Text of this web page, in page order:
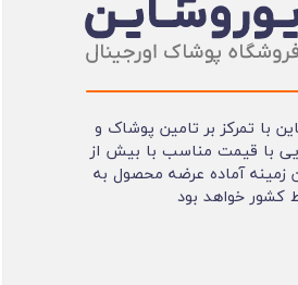
با تمرکز بر تامین پوشاک و
با قیمت مناسب با بیش از
زمینه آماده عرضه محصول به
کشور خواهد بود